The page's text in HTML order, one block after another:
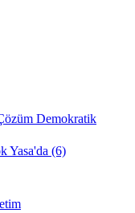
Demokratik
Yasa'da (6)